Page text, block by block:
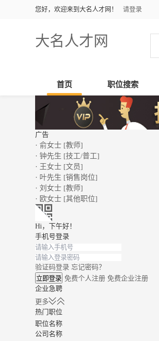
您好，欢迎来到大名人才网！ 请登录
大名人才网
首页 职位搜索
广告
· 俞女士 [教师]
· 钟先生 [技工/普工]
· 王女士 [文员]
· 叶先生 [销售岗位]
· 刘女士 [教师]
· 欧女士 [其他职位]
Hi， 下午好！
手机号登录
验证码登录 忘记密码？
立即登录 免费个人注册 免费企业注册
企业急聘
更多
热门职位
职位名称
公司名称